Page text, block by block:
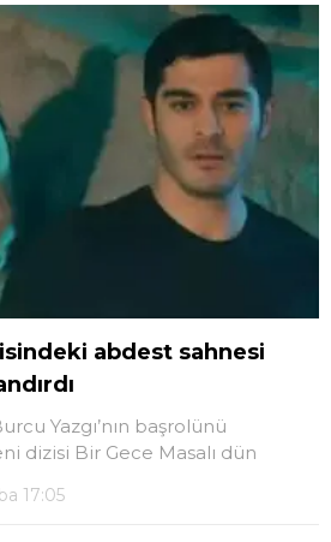
abdest sahnesi
Yazgı’nın başrolünü
dizisi Bir Gece Masalı dün
17:05